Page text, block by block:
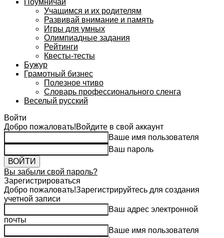
Поумничай
Учащимся и их родителям
Развивай внимание и память
Игры для умных
Олимпиадные задания
Рейтинги
Квесты-тесты
Бужур
Грамотный бизнес
Полезное чтиво
Словарь профессионального сленга
Веселый русский
Войти
Добро пожаловать!Войдите в свой аккаунт
Ваше имя пользователя
Ваш пароль
Вы забыли свой пароль?
Зарегистрироваться
Добро пожаловать!Зарегистрируйтесь для создания
учетной записи
Ваш адрес электронной
почты
Ваше имя пользователя